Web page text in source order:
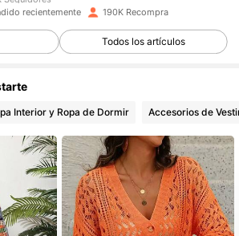
Seguidores
recientemente 190K Recompra
Todos los artículos
Interior y Ropa de Dormir Accesorios de